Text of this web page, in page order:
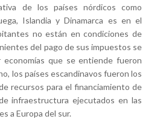
de los países nórdicos como
Islandia y Dinamarca es en el
no están en condiciones de
del pago de sus impuestos se
economías que se entiende fueron
los países escandinavos fueron los
recursos para el financiamiento de
infraestructura ejecutados en las
a Europa del sur.